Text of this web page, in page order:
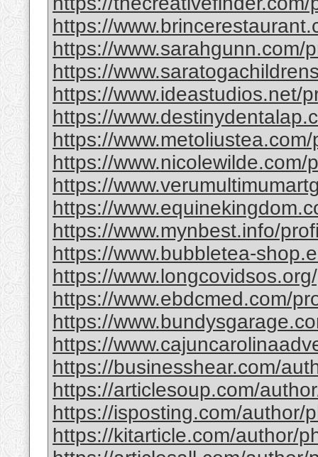
https://
https://www.sarahgunn.com/
https://
https://www.ideastudios.net/
https://
https://
https://
https://
https://
https://www.mynbest.info/
https://www.bubbletea-
https://
https://www.ebdcmed.com/
https://
https://
https://businesshear.com/
https://articlesoup.com/
https://isposting.com/author/
https://kitarticle.com/author/